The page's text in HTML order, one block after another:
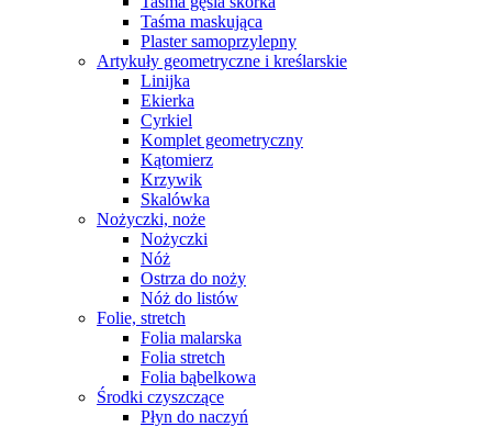
Taśma maskująca
Plaster samoprzylepny
Artykuły geometryczne i kreślarskie
Linijka
Ekierka
Cyrkiel
Komplet geometryczny
Kątomierz
Krzywik
Skalówka
Nożyczki, noże
Nożyczki
Nóż
Ostrza do noży
Nóż do listów
Folie, stretch
Folia malarska
Folia stretch
Folia bąbelkowa
Środki czyszczące
Płyn do naczyń